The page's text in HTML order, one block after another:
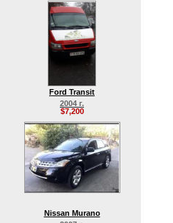
Ford Transit
2004 г.
$7,200
Nissan Murano